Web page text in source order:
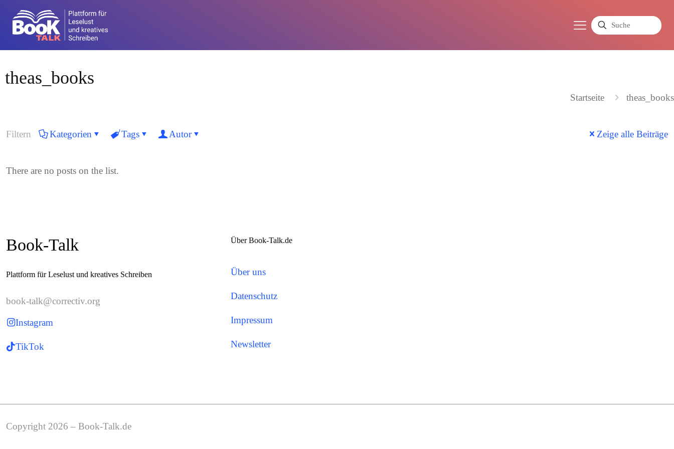
theas_books
Startseite theas_books
Filtern Kategorien Tags Autor Zeige alle Beiträge
There are no posts on the list.
Book-Talk
Plattform für Leselust und kreatives Schreiben
book-talk@correctiv.org
Instagram
TikTok
Über Book-Talk.de
Über uns
Datenschutz
Impressum
Newsletter
Copyright 2026 – Book-Talk.de